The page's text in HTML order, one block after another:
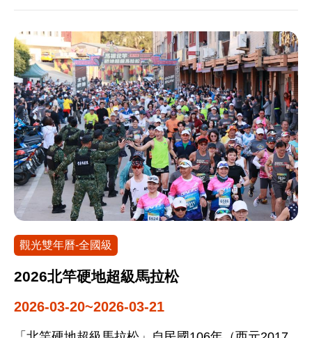
信用及慎終追遠的意義，牠為珍貴稀有保育類動
物。 每年三月到四月春天期間，灰面鵟鷹由渡冬地
北返過境八卦山，地區賞鷹活動至今已舉辦長達30
年，活動辦理是為了長期守護灰面鵟鷹，提倡宣導
生態保育觀念。
觀光雙年曆-全國級
2026北竿硬地超級馬拉松
2026-03-20~2026-03-21